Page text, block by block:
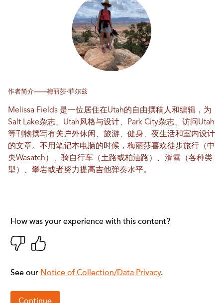
作者简介——梅丽莎·菲尔兹
Melissa Fields 是一位居住在Utah的自由撰稿人和编辑，为
Salt Lake杂志、Utah风格与设计、Park City杂志、访问Utah
等刊物撰写有关户外休闲、旅游、健身、夜生活和室内设计
的文章。不用笔记本电脑的时候，梅丽莎喜欢徒步旅行（中
央Wasatch）、骑自行车（土路或柏油路）、滑雪（各种类
型）、攀岩或者努力提高吉他弹奏水平。